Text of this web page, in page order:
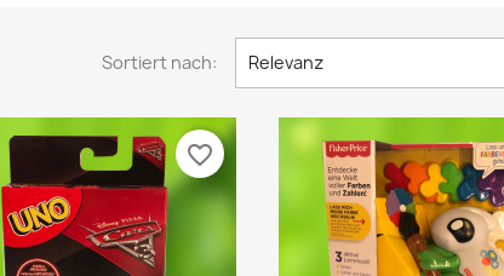
Sortiert nach: Relevanz
favorite_border